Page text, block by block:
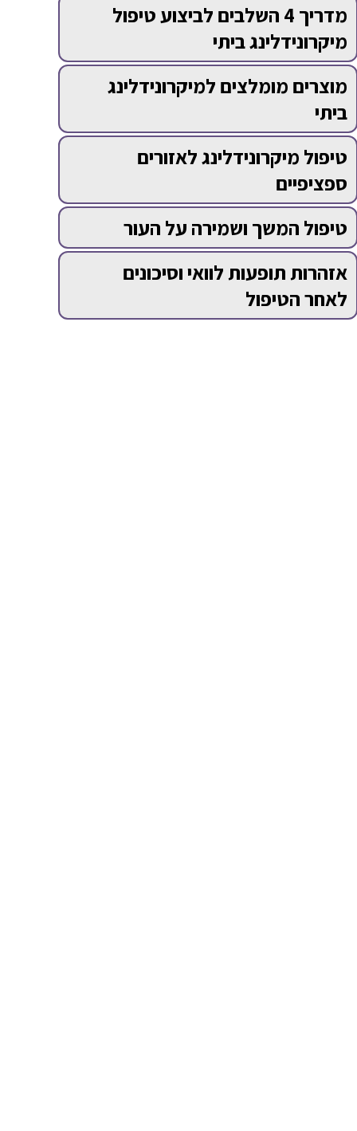
מדריך 4 השלבים לביצוע טיפול
מיקרונידלינג ביתי
מוצרים מומלצים למיקרונידלינג
ביתי
טיפול מיקרונידלינג לאזורים
ספציפיים
טיפול המשך ושמירה על העור
אזהרות תופעות לוואי וסיכונים
לאחר הטיפול